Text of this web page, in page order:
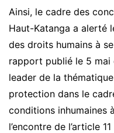
Ainsi, le cadre des
Haut-Katanga a alerté
des droits humains à
rapport publié le 5 mai
leader de la
protection dans le
conditions inhumaines
l’encontre de l’article